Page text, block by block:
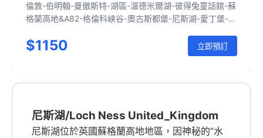
倫敦-伯明翰-曼徹斯特-湖區-溫德米爾湖-彼得兔童話館-蘇
格蘭高地&A82-格倫科峽谷-奧古斯都堡-尼斯湖-愛丁堡-愛
柏林-黑暗樹籬-卡里克空中索橋-巨人之路-超快速豪華遊
$1150 立即預訂
尼斯湖/Loch Ness United_Kingdom
尼斯湖位於英國蘇格蘭高地地區，因神秘的“水